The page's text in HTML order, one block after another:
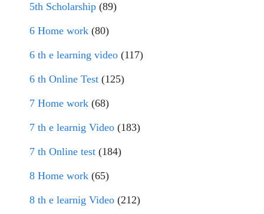
5th Scholarship (89)
6 Home work (80)
6 th e learning video (117)
6 th Online Test (125)
7 Home work (68)
7 th e learnig Video (183)
7 th Online test (184)
8 Home work (65)
8 th e learnig Video (212)